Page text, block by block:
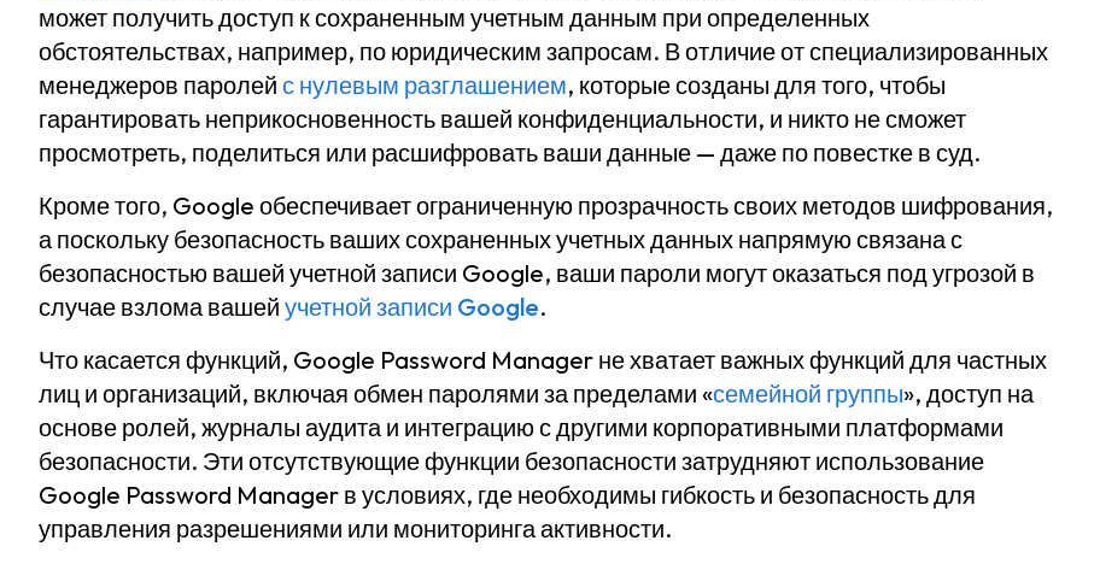
может получить доступ к сохраненным учетным данным при определенных
обстоятельствах, например, по юридическим запросам. В отличие от специализированных
менеджеров паролей с нулевым разглашением, которые созданы для того, чтобы
гарантировать неприкосновенность вашей конфиденциальности, и никто не сможет
просмотреть, поделиться или расшифровать ваши данные — даже по повестке в суд.
Кроме того, Google обеспечивает ограниченную прозрачность своих методов шифрования,
а поскольку безопасность ваших сохраненных учетных данных напрямую связана с
безопасностью вашей учетной записи Google, ваши пароли могут оказаться под угрозой в
случае взлома вашей учетной записи Google.
Что касается функций, Google Password Manager не хватает важных функций для частных
лиц и организаций, включая обмен паролями за пределами «семейной группы», доступ на
основе ролей, журналы аудита и интеграцию с другими корпоративными платформами
безопасности. Эти отсутствующие функции безопасности затрудняют использование
Google Password Manager в условиях, где необходимы гибкость и безопасность для
управления разрешениями или мониторинга активности.